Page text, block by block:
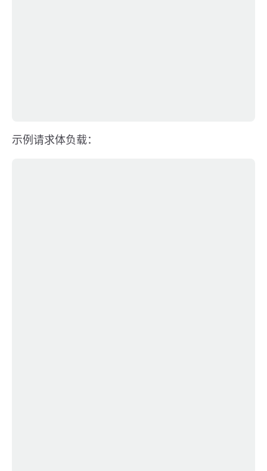
示例请求体负载：